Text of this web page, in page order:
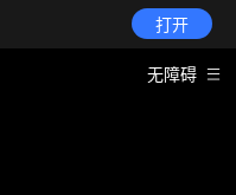
打开
无障碍